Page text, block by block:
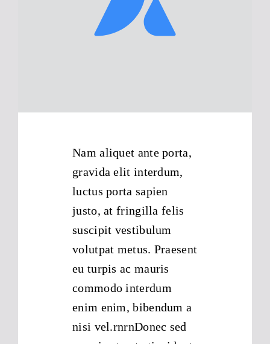
Nam aliquet ante porta,
gravida elit interdum,
luctus porta sapien
justo, at fringilla felis
suscipit vestibulum
volutpat metus. Praesent
eu turpis ac mauris
commodo interdum
enim enim, bibendum a
nisi vel.rnrnDonec sed
Impressum
Datenschutzhinweise